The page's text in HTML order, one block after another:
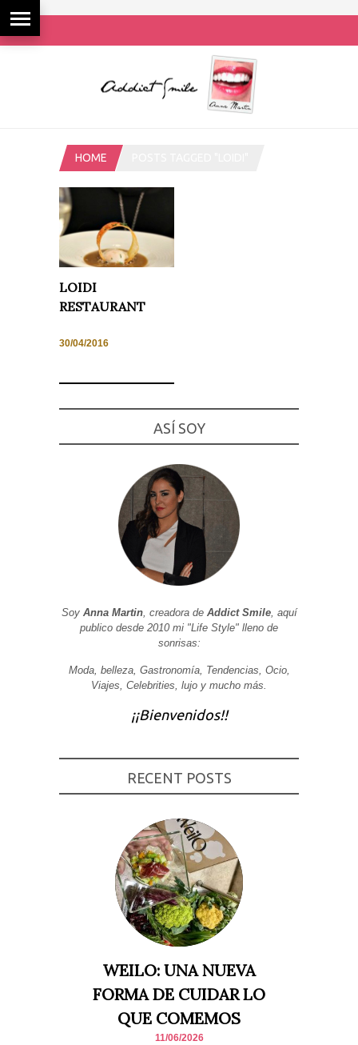
HOME
LOIDI
RESTAURANT
30/04/2016
ASÍ SOY
Soy Anna Martin, creadora de Addict Smile, aquí
publico desde 2010 mi "Life Style" lleno de
sonrisas:
Moda, belleza, Gastronomía, Tendencias, Ocio,
Viajes, Celebrities, lujo y mucho más.
¡¡Bienvenidos!!
RECENT POSTS
WEILO: UNA NUEVA
FORMA DE CUIDAR LO
QUE COMEMOS
11/06/2026
Necesarias
mejorar la
funcionalidad
nuestra web
durante tu